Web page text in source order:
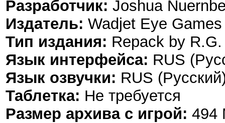
Разработчик: Joshua
Издатель: Wadjet Eye Games
Тип издания: Repack by
Язык интерфейса: RUS
Язык озвучки: RUS
Таблетка: Не требуется
Размер архива с игрой: 494